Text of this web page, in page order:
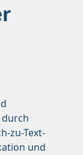
durch
zu-Text-
und